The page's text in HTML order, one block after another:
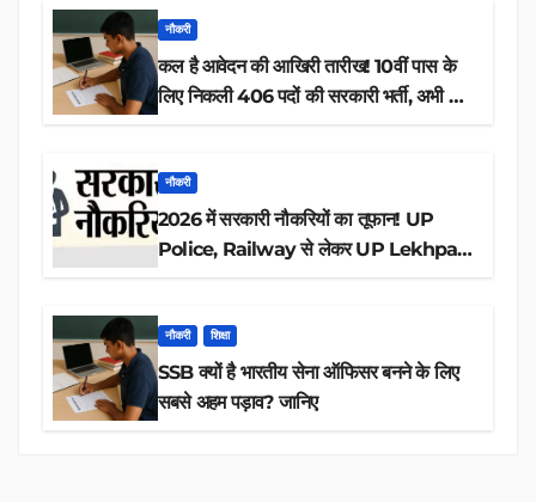
नौकरी
कल है आवेदन की आखिरी तारीख! 10वीं पास के
लिए निकली 406 पदों की सरकारी भर्ती, अभी करें
नौकरी
2026 में सरकारी नौकरियों का तूफान! UP
Police, Railway से लेकर UP Lekhpal
नौकरी शिक्षा
SSB क्यों है भारतीय सेना ऑफिसर बनने के लिए
सबसे अहम पड़ाव? जानिए